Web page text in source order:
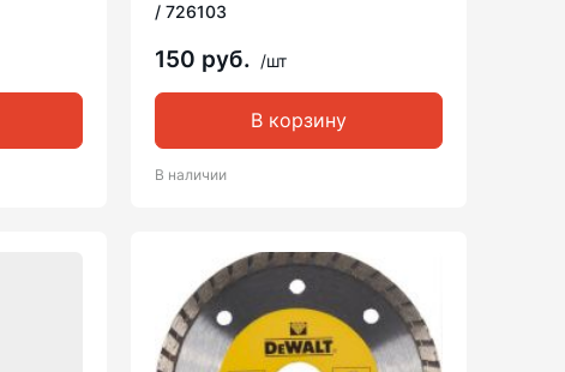
/ 726103
150 руб. /шт
В корзину
В наличии